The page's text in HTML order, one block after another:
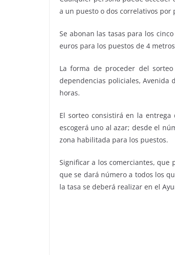
a un puesto o dos correlativos por
Se abonan las tasas para los
euros para los puestos de 4
La forma de proceder del
dependencias policiales, Avenida
horas.
El sorteo consistirá en la
escogerá uno al azar; desde el
zona habilitada para los puestos.
Significar a los comerciantes, que
que se dará número a todos los
la tasa se deberá realizar en el